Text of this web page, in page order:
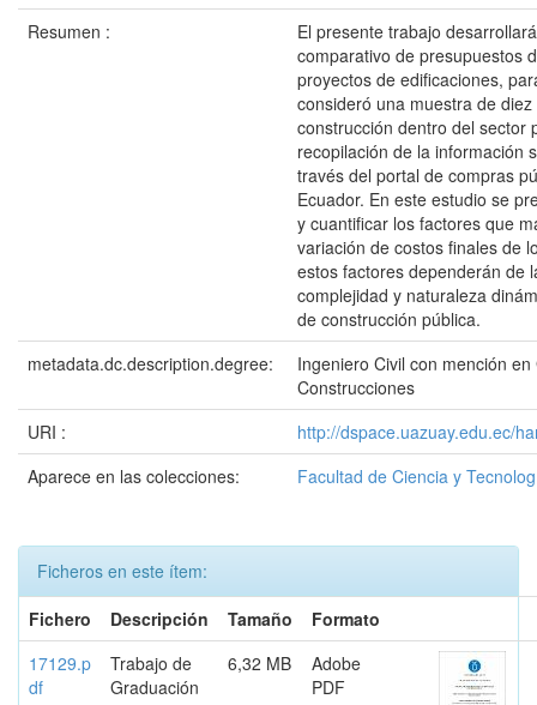
Resumen :
El presente trabajo
comparativo de presupuestos
proyectos de edificaciones,
consideró una muestra de
construcción dentro del sector
recopilación de la información
través del portal de compras
Ecuador. En este estudio se
y cuantificar los factores que
variación de costos finales de
estos factores dependerán de
complejidad y naturaleza
de construcción pública.
metadata.dc.description.degree:
Ingeniero Civil con mención
Construcciones
URI :
http://dspace.uazuay.edu.ec/
Aparece en las colecciones:
Facultad de Ciencia y
Ficheros en este ítem:
Fichero
Descripción Tamaño
Formato
17129.p
df
Trabajo de
Graduación
6,32 MB
Adobe
PDF